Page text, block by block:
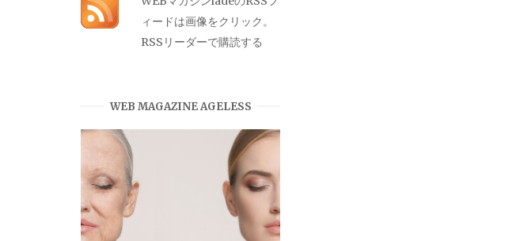
ィードは画像をクリック。
RSSリーダーで購読する
WEB MAGAZINE AGELESS